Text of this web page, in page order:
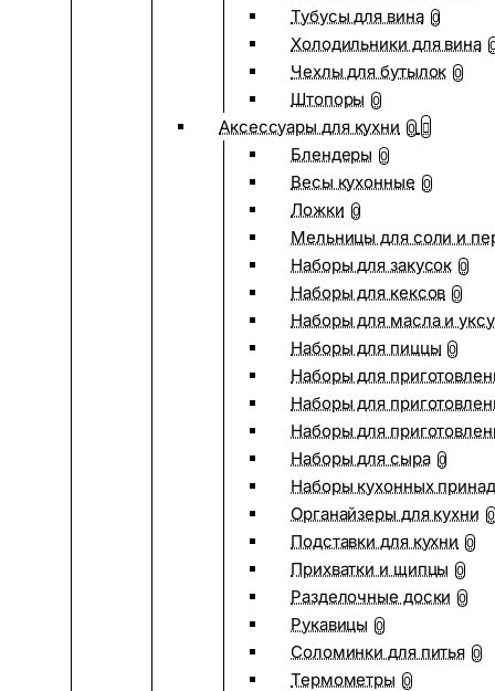
Тубусы для вина 0
Холодильники для вина
Чехлы для бутылок 0
Штопоры 0
Аксессуары для кухни 0
Блендеры 0
Весы кухонные 0
Ложки 0
Мельницы для соли и
Наборы для закусок 0
Наборы для кексов 0
Наборы для масла и
Наборы для пиццы 0
Наборы для
Наборы для
Наборы для
Наборы для сыра 0
Наборы кухонных
Органайзеры для кухни 0
Подставки для кухни 0
Прихватки и щипцы 0
Разделочные доски 0
Рукавицы 0
Соломинки для питья 0
Термометры 0